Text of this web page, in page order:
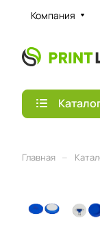
Компания
Главная